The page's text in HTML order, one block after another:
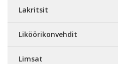
Lakritsit
Liköörikonvehdit
Limsat